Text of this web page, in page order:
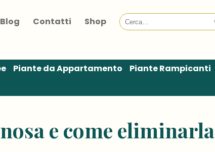
Blog Contatti Shop Cerca:
Piante da Appartamento
Piante Rampicanti
e come eliminarla